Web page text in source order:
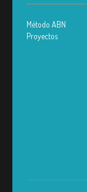
Método ABN
Proyectos